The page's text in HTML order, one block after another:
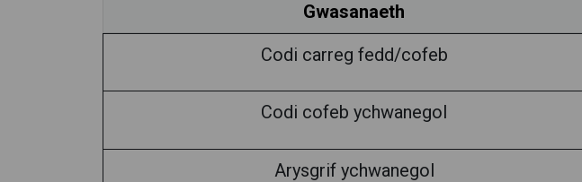
Gwasanaeth
Codi carreg fedd/cofeb
Codi cofeb ychwanegol
Arysgrif ychwanegol